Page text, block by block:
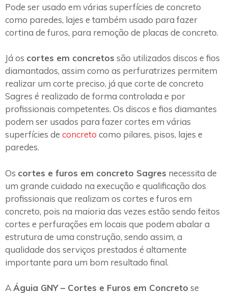
Pode ser usado em várias superfícies de concreto
como paredes, lajes e também usado para fazer
cortina de furos, para remoção de placas de concreto.
Já os cortes em concretos são utilizados discos e fios
diamantados, assim como as perfuratrizes permitem
realizar um corte preciso, já que corte de concreto
Sagres é realizado de forma controlada e por
profissionais competentes. Os discos e fios diamantes
podem ser usados para fazer cortes em várias
superfícies de concreto como pilares, pisos, lajes e
paredes.
Os cortes e furos em concreto Sagres necessita de
um grande cuidado na execução e qualificação dos
profissionais que realizam os cortes e furos em
concreto, pois na maioria das vezes estão sendo feitos
cortes e perfurações em locais que podem abalar a
estrutura de uma construção, sendo assim, a
qualidade dos serviços prestados é altamente
importante para um bom resultado final.
AÁguia GNY – Cortes e Furos em Concreto se